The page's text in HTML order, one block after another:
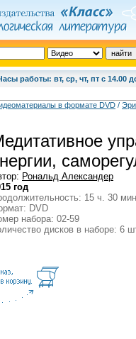
работы: вт, ср, чт, пт с 14.00
в формате DVD /
Рональд Александер
год
15 ч. 30
DVD
набора: 02-59
дисков в наборе: 6